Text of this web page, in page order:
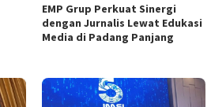
EMP Grup Perkuat Sinergi
dengan Jurnalis Lewat Edukasi
Media di Padang Panjang